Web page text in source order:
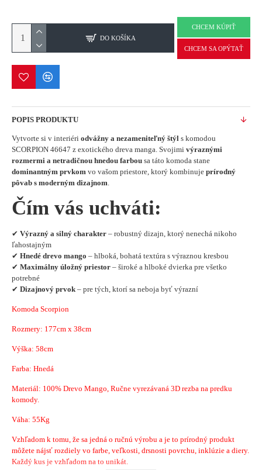
DO KOŠÍKA
CHCEM KÚPIŤ
CHCEM SA OPÝTAŤ
POPIS PRODUKTU
Vytvorte si v interiéri odvážny a nezameniteľný štýl s komodou
SCORPION 46647 z exotického dreva manga. Svojimi výraznými
rozmermi a netradičnou hnedou farbou sa táto komoda stane
dominantným prvkom vo vašom priestore, ktorý kombinuje prírodný
pôvab s moderným dizajnom.
Čím vás uchváti:
✔ Výrazný a silný charakter – robustný dizajn, ktorý nenechá nikoho
ľahostajným
✔ Hnedé drevo mango – hlboká, bohatá textúra s výraznou kresbou
✔ Maximálny úložný priestor – široké a hlboké dvierka pre všetko
potrebné
✔ Dizajnový prvok – pre tých, ktorí sa neboja byť výrazní
Komoda Scorpion
Rozmery: 177cm x 38cm
Výška: 58cm
Farba: Hnedá
Materiál: 100% Drevo Mango, Ručne vyrezávaná 3D rezba na predku
komody.
Váha: 55Kg
Vzhľadom k tomu, že sa jedná o ručnú výrobu a je to prírodný produkt
môžete nájsť rozdiely vo farbe, veľkosti, drsnosti povrchu, inklúzie a diery.
Každý kus je vzhľadom na to unikát.